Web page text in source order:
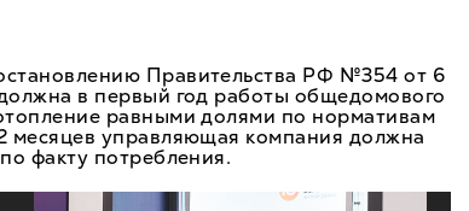
Правительства РФ №354 от 6
в первый год работы общедомового
равными долями по нормативам
месяцев управляющая компания должна
факту потребления.